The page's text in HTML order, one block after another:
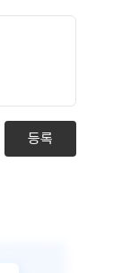
등록